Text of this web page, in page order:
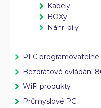
WiFi Produkty
PLC
Kabely
BOXy
Náhr. díly
PLC
Bezdrátové ovládání
WiFi produkty
Průmyslové PC